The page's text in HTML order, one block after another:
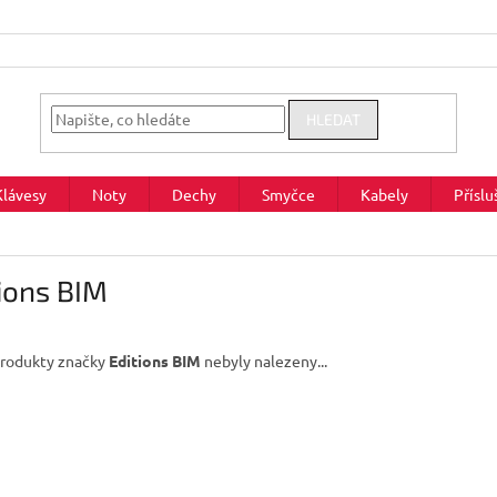
HLEDAT
Noty Dechy Smyčce Kabely
BIM
značky Editions BIM nebyly nalezeny...